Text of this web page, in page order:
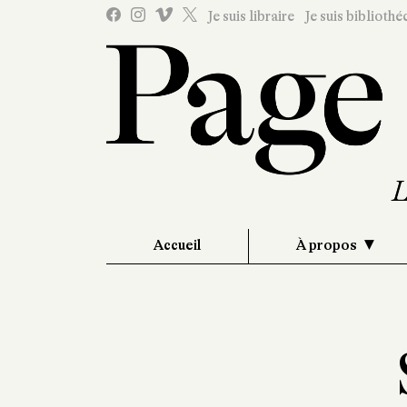
Je suis libraire Je suis
Accueil À propos